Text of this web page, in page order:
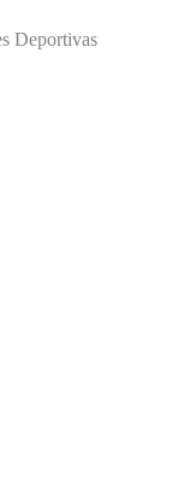
Deportivas